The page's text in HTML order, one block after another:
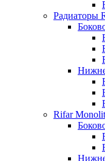
Радиаторы
Rifar